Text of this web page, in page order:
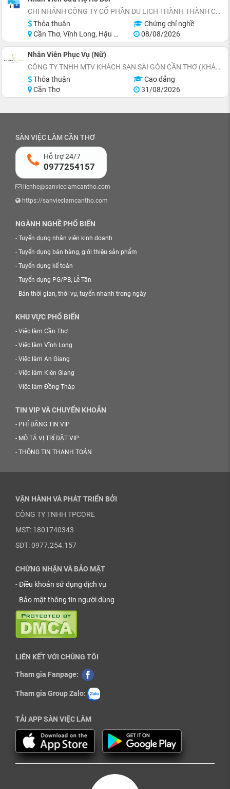
CHI NHÁNH CÔNG TY CỔ PHẦN DU LỊCH THÀNH THÀNH CÔNG TẠI CẦN THƠ – KHÁCH SẠN TTC
Thỏa thuận
Chứng chỉ nghề
Cần Thơ, Vĩnh Long, Hậu Giang
08/08/2026
Nhân Viên Phục Vụ (Nữ)
CÔNG TY TNHH MTV KHÁCH SẠN SÀI GÒN CẦN THƠ (KHÁCH SẠN CHARMANT SUITES)
Thỏa thuận
Cao đẳng
Cần Thơ
31/08/2026
SÀN VIỆC LÀM CẦN THƠ
Hỗ trợ 24/7
0977254157
lienhe@sanvieclamcantho.com
https://sanvieclamcantho.com
NGÀNH NGHỀ PHỔ BIẾN
- Tuyển dụng nhân viên kinh doanh
- Tuyển dụng bán hàng, giới thiệu sản phẩm
- Tuyển dụng kế toán
- Tuyển dụng PG/PB, Lễ Tân
- Bán thời gian, thời vụ, tuyển nhanh trong ngày
KHU VỰC PHỔ BIẾN
- Việc làm Cần Thơ
- Việc làm Vĩnh Long
- Việc làm An Giang
- Việc làm Kiên Giang
- Việc làm Đồng Tháp
TIN VIP VÀ CHUYỂN KHOẢN
- PHÍ ĐĂNG TIN VIP
- MÔ TẢ VỊ TRÍ ĐẶT VIP
- THÔNG TIN THANH TOÁN
VẬN HÀNH VÀ PHÁT TRIỂN BỞI
CÔNG TY TNHH TPCORE
MST: 1801740343
SĐT: 0977.254.157
CHỨNG NHẬN VÀ BẢO MẬT
-Điều khoản sử dụng dịch vụ
- Bảo mật thông tin người dùng
LIÊN KẾT VỚI CHÚNG TÔI
Tham gia Fanpage:
Tham gia Group Zalo:
TẢI APP SÀN VIỆC LÀM